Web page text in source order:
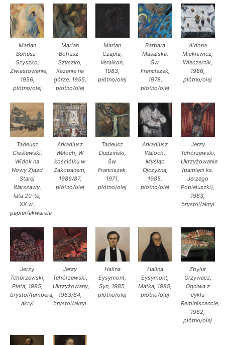
Marian
Bohusz-
Szyszko,
Zwiastowanie,
1956,
płótno/olej
Marian
Bohusz-
Szyszko,
Kazanie na
górze, 1955,
płótno/olej
Marian
Czapla,
Veraikon,
1983,
płótno/olej
Barbara
Masalska,
Św.
Franciszek,
1978,
płótno/olej
Aldona
Mickiewicz,
Wieczernik,
1986,
płótno/olej
Tadeusz
Cieślewski,
Widok na
Nowy Zjazd
Starej
Warszawy,
lata 20-te,
XX w.,
papier/akwarela
Arkadiusz
Waloch, W
kościółku w
Zakopanem,
1986/87,
płótno/olej
Tadeusz
Dudziński,
Św.
Franciszek,
1971,
płótno/olej
Arkadiusz
Waloch,
Myśląc
Ojczyzna,
1985,
płótno/olej
Jerzy
Tchórzewski,
Ukrzyżowanie
(pamięci ks.
Jerzego
Popiełuszki),
1983,
brystol/akryl
Jerzy
Tchórzewski,
Pieta, 1985,
brystol/tempera,
akryl
Jerzy
Tchórzewski,
Ukrzyżowany,
1983/84,
brystol/akryl
Halina
Eysymont,
Syn, 1985,
płótno/olej
Halina
Eysymont,
Matka, 1985,
płótno/olej
Zbylut
Grzywacz,
Ogniwa z
cyklu
Reminiscencie,
1982,
płótno/olej